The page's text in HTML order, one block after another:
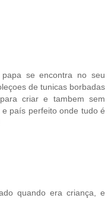
se encontra no seu
de tunicas borbadas
criar e tambem sem
país perfeito onde tudo é
quando era criança, e